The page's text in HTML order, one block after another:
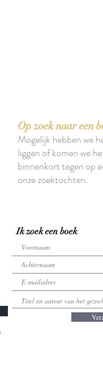
Op zoek naar een
Mogelijk hebben we
liggen of komen we
binnenkort tegen op
onze zoektochten.
Ik zoek een boek